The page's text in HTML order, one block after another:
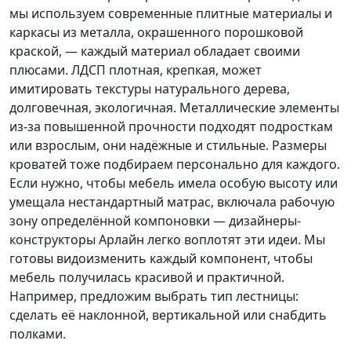
мы используем современные плитные материалы и
каркасы из металла, окрашенного порошковой
краской, — каждый материал обладает своими
плюсами. ЛДСП плотная, крепкая, может
имитировать текстуры натурального дерева,
долговечная, экологичная. Металлические элементы
из-за повышенной прочности подходят подросткам
или взрослым, они надёжные и стильные. Размеры
кроватей тоже подбираем персонально для каждого.
Если нужно, чтобы мебель имела особую высоту или
умещала нестандартный матрас, включала рабочую
зону определённой компоновки — дизайнеры-
конструкторы Арлайн легко воплотят эти идеи. Мы
готовы видоизменить каждый компонент, чтобы
мебель получилась красивой и практичной.
Например, предложим выбрать тип лестницы:
сделать её наклонной, вертикальной или снабдить
полками.